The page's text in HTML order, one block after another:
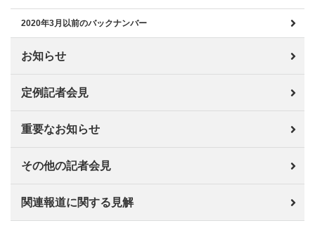
2020年3月以前のバックナンバー
お知らせ
定例記者会見
重要なお知らせ
その他の記者会見
関連報道に関する見解